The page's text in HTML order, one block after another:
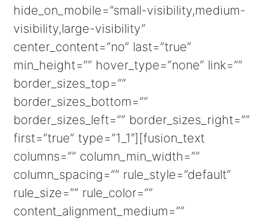
hide_on_mobile=”small-visibility,medium-
visibility,large-visibility”
center_content=”no” last=”true”
min_height=”” hover_type=”none” link=””
border_sizes_top=””
border_sizes_bottom=””
border_sizes_left=”” border_sizes_right=””
first=”true” type=”1_1″][fusion_text
columns=”” column_min_width=””
column_spacing=”” rule_style=”default”
rule_size=”” rule_color=””
content_alignment_medium=””